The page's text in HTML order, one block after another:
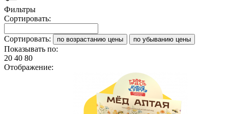
Фильтры
Сортировать:
Сортировать: по возрастанию цены по убыванию цены
Показывать по:
20 40 80
Отображение: